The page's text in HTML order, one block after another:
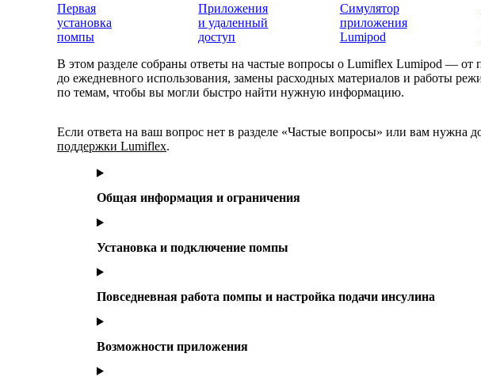
Первая
установка
помпы
Приложения
и удаленный
доступ
Симулятор
приложения
Lumipod
В этом разделе собраны ответы на частые вопросы о Lumiflex Lumipod — от
до ежедневного использования, замены расходных материалов и работы
по темам, чтобы вы могли быстро найти нужную информацию.
Если ответа на ваш вопрос нет в разделе «Частые вопросы» или вам нужна
поддержки Lumiflex.
Общая информация и ограничения
Установка и подключение помпы
Повседневная работа помпы и настройка подачи инсулина
Возможности приложения